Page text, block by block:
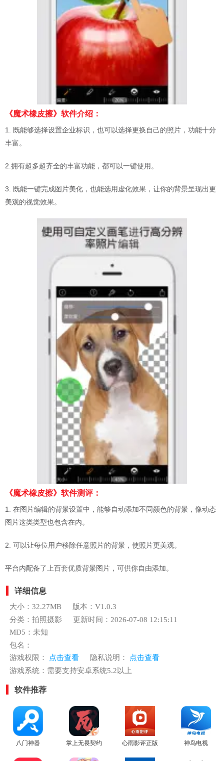
《魔术橡皮擦》软件介绍：
1. 既能够选择设置企业标识，也可以选择更换自己的照片，功能十分
丰富。
2.拥有超多超齐全的丰富功能，都可以一键使用。
3. 既能一键完成图片美化，也能选用虚化效果，让你的背景呈现出更
美观的视觉效果。
《魔术橡皮擦》软件测评：
1. 在图片编辑的背景设置中，能够自动添加不同颜色的背景，像动态
图片这类类型也包含在内。
2. 可以让每位用户移除任意照片的背景，使照片更美观。
平台内配备了上百套优质背景图片，可供你自由添加。
详细信息
大小：32.27MB
版本：V1.0.3
分类：拍照摄影
更新时间：2026-07-08 12:15:11
MD5：未知
包名：
游戏权限：
点击查看 隐私说明：
点击查看
游戏系统：需要支持安卓系统5.2以上
软件推荐
八门神器 掌上无畏契约 心雨影评正版 神鸟电视